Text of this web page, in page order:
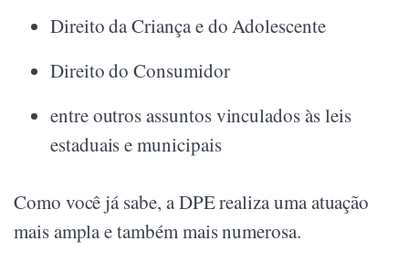
Direito da Criança e do Adolescente
Direito do Consumidor
entre outros assuntos vinculados às leis
estaduais e municipais
Como você já sabe, a DPE realiza uma atuação
mais ampla e também mais numerosa.